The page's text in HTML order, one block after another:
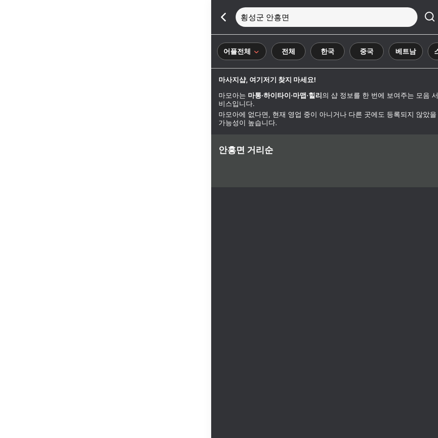
횡성군 안흥면
어플전체 전체 한국 중국 베트남
마사지샵, 여기저기 찾지 마세요!
마모아는 마통·하이타이·마맵·힐리 의 샵 정보를 한 번에 보여주는 모음 서
비스입니다.
마모아에 없다면, 현재 영업 중이 아니거나 다른 곳에도 등록되지 않았을
가능성이 높습니다.
안흥면 거리순